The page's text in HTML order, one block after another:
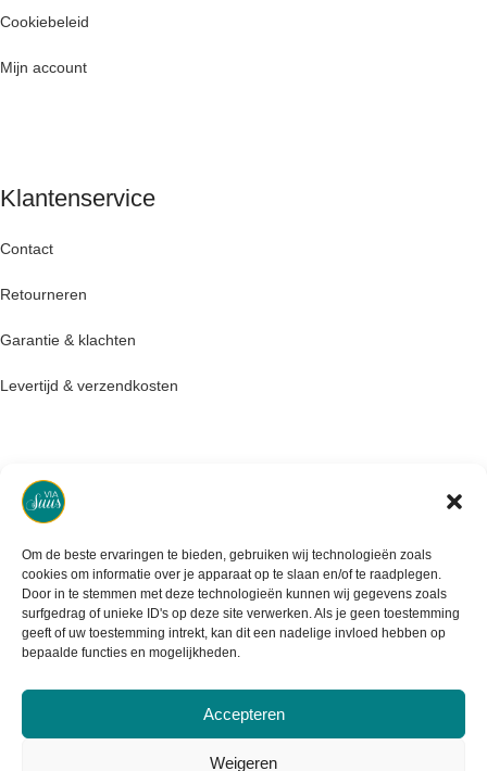
Om de beste ervaringen te bieden, gebruiken wij technologieën zoals
cookies om informatie over je apparaat op te slaan en/of te raadplegen.
Door in te stemmen met deze technologieën kunnen wij gegevens zoals
surfgedrag of unieke ID's op deze site verwerken. Als je geen toestemming
geeft of uw toestemming intrekt, kan dit een nadelige invloed hebben op
bepaalde functies en mogelijkheden.
Accepteren
Weigeren
Cookiebeleid
Mijn account
Klantenservice
Contact
Retourneren
Garantie & klachten
Levertijd & verzendkosten